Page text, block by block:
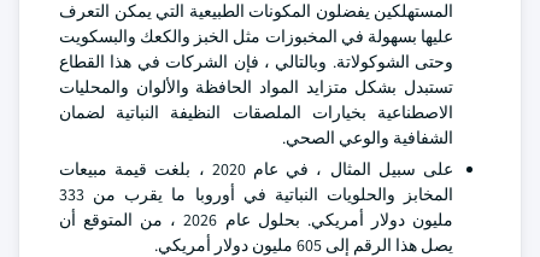
المستهلكين يفضلون المكونات الطبيعية التي يمكن التعرف
عليها بسهولة في المخبوزات مثل الخبز والكعك والبسكويت
وحتى الشوكولاتة. وبالتالي ، فإن الشركات في هذا القطاع
تستبدل بشكل متزايد المواد الحافظة والألوان والمحليات
الاصطناعية بخيارات الملصقات النظيفة النباتية لضمان
الشفافية والوعي الصحي.
على سبيل المثال ، في عام 2020 ، بلغت قيمة مبيعات
المخابز والحلويات النباتية في أوروبا ما يقرب من 333
مليون دولار أمريكي. بحلول عام 2026 ، من المتوقع أن
يصل هذا الرقم إلى 605 مليون دولار أمريكي.